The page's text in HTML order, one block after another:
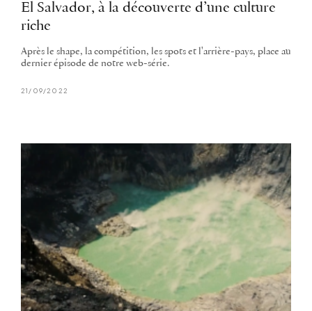
El Salvador, à la découverte d’une culture
riche
Après le shape, la compétition, les spots et l'arrière-pays, place au
dernier épisode de notre web-série.
21/09/2022